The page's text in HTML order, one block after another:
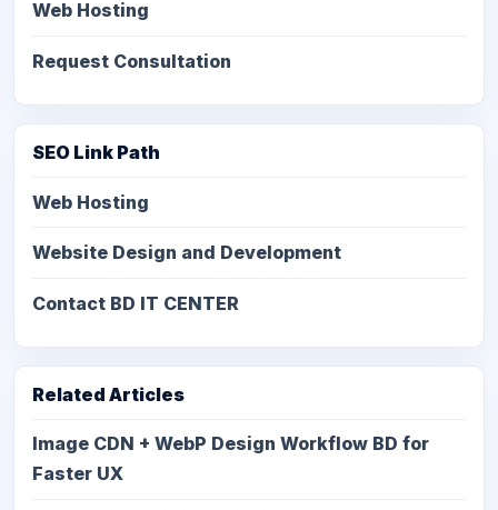
Web Hosting
Request Consultation
SEO Link Path
Web Hosting
Website Design and Development
Contact BD IT CENTER
Related Articles
Image CDN + WebP Design Workflow BD for
Faster UX